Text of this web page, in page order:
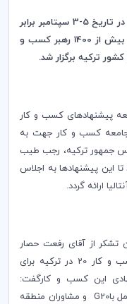
در سال 2015 در تاریخ 5-3 سپتامبر برابر
با دوازدهم الی چهاردهم شهریورماه با حضور بیش از 1400 رهبر کسب و
کشور ترکیه برگزار شد.
پیشنهادهای کسب و کار
کسب و کار جهت به
جمهور ترکیه، رجب طیب
تا این پیشنهادها به اجلاس
ارائه گردد.
از آقای رفعت حصار
)، رئیس کسب و کار 20 ‌در ترکیه برای
این کسب و کارگفت:
G20 و مشاوران منطقه